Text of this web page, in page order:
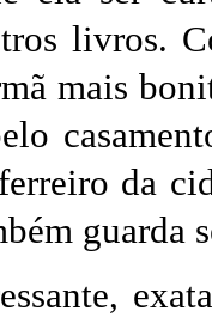
livros.
mais
da
guarda